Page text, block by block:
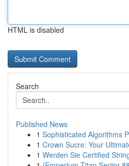
HTML is disabled
Search
Published News
1 Sophisticated Algorithms
1 Crown Sucre: Your
1 Werden Sie Certified